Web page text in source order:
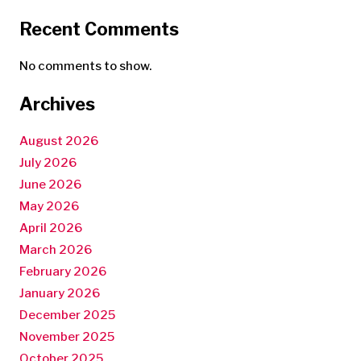
Recent Comments
No comments to show.
Archives
August 2026
July 2026
June 2026
May 2026
April 2026
March 2026
February 2026
January 2026
December 2025
November 2025